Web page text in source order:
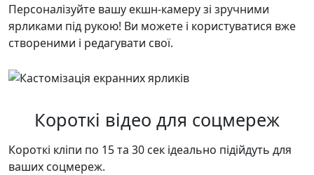
Персоналізуйте вашу екшн-камеру зі зручними
ярликами під рукою! Ви можете і користуватися вже
створеними і редагувати свої.
Короткі відео для соцмереж
Короткі кліпи по 15 та 30 сек ідеально підійдуть для
ваших соцмереж.